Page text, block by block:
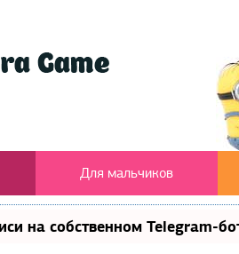
Для мальчиков
на собственном Telegram-